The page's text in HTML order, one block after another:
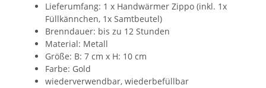
Lieferumfang: 1 x Handwärmer Zippo (inkl. 1x
Füllkännchen, 1x Samtbeutel)
Brenndauer: bis zu 12 Stunden
Material: Metall
Größe: B: 7 cm x H: 10 cm
Farbe: Gold
wiederverwendbar, wiederbefüllbar